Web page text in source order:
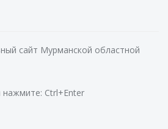
сайт Мурманской областной
Ctrl+Enter